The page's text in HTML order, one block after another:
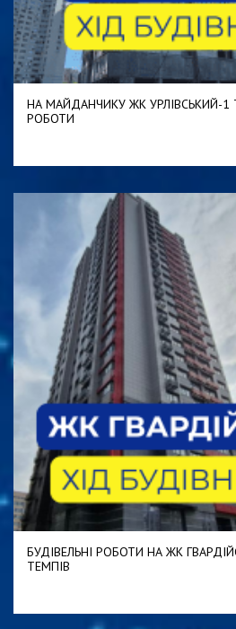
НА МАЙДАНЧИКУ ЖК УРЛІВСЬКИЙ-1
РОБОТИ
БУДІВЕЛЬНІ РОБОТИ НА ЖК
ТЕМПІВ